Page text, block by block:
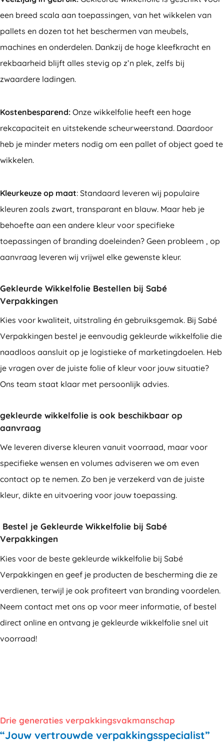
een breed scala aan toepassingen, van het wikkelen van
pallets en dozen tot het beschermen van meubels,
machines en onderdelen. Dankzij de hoge kleefkracht en
rekbaarheid blijft alles stevig op z’n plek, zelfs bij
zwaardere ladingen.
Kostenbesparend: Onze wikkelfolie heeft een hoge
rekcapaciteit en uitstekende scheurweerstand. Daardoor
heb je minder meters nodig om een pallet of object goed te
wikkelen.
Kleurkeuze op maat: Standaard leveren wij populaire
kleuren zoals zwart, transparant en blauw. Maar heb je
behoefte aan een andere kleur voor specifieke
toepassingen of branding doeleinden? Geen probleem , op
aanvraag leveren wij vrijwel elke gewenste kleur.
Gekleurde Wikkelfolie Bestellen bij Sabé
Verpakkingen
Kies voor kwaliteit, uitstraling én gebruiksgemak. Bij Sabé
Verpakkingen bestel je eenvoudig gekleurde wikkelfolie die
naadloos aansluit op je logistieke of marketingdoelen. Heb
je vragen over de juiste folie of kleur voor jouw situatie?
Ons team staat klaar met persoonlijk advies.
gekleurde wikkelfolie is ook beschikbaar op
aanvraag
We leveren diverse kleuren vanuit voorraad, maar voor
specifieke wensen en volumes adviseren we om even
contact op te nemen. Zo ben je verzekerd van de juiste
kleur, dikte en uitvoering voor jouw toepassing.
Bestel je Gekleurde Wikkelfolie bij Sabé
Verpakkingen
Kies voor de beste gekleurde wikkelfolie bij Sabé
Verpakkingen en geef je producten de bescherming die ze
verdienen, terwijl je ook profiteert van branding voordelen.
Neem contact met ons op voor meer informatie, of bestel
direct online en ontvang je gekleurde wikkelfolie snel uit
voorraad!
Drie generaties verpakkingsvakmanschap
“Jouw vertrouwde verpakkingsspecialist”